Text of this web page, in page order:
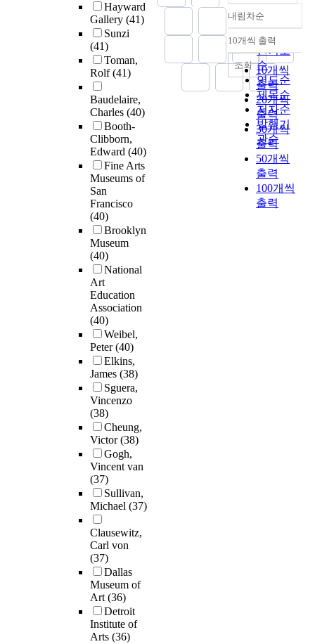
Hayward
Gallery (41)
Sunzi
(41)
Toman,
Rolf(41)
Baudelaire,
Charles (40)
Booth-
Clibborn,
Edward (40)
Fine Arts
Museums of
San
Francisco
(40)
Brooklyn
Museum
(40)
National
Art
Education
Association
(40)
Weibel,
Peter(40)
Elkins,
James (38)
Sguera,
Vincenzo
(38)
Cheung,
Victor(38)
Gogh,
Vincent van
(37)
Sullivan,
Michael (37)
Clausewitz,
Carl von
(37)
Dallas
Museum of
Art(36)
Detroit
Institute of
Arts (36)
정확도
순
인기도
순
연도순
제목순
저자순
발행기
관순
내림차순
내림차순
10개씩 출력
10개씩
출력
20개씩
출력
30개씩
출력
50개씩
출력
100개씩
출력
조회